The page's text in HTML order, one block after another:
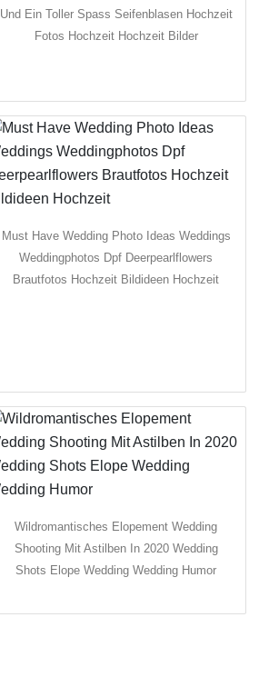
Und Ein Toller Spass Seifenblasen Hochzeit
Fotos Hochzeit Hochzeit Bilder
Must Have Wedding Photo Ideas Weddings
Weddingphotos Dpf Deerpearlflowers
Brautfotos Hochzeit Bildideen Hochzeit
Wildromantisches Elopement Wedding
Shooting Mit Astilben In 2020 Wedding
Shots Elope Wedding Wedding Humor